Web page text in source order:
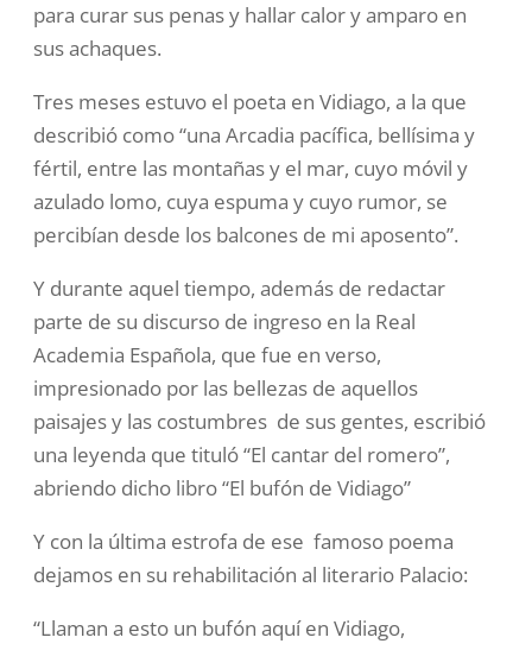
para curar sus penas y hallar calor y amparo en
sus achaques.
Tres meses estuvo el poeta en Vidiago, a la que
describió como “una Arcadia pacífica, bellísima y
fértil, entre las montañas y el mar, cuyo móvil y
azulado lomo, cuya espuma y cuyo rumor, se
percibían desde los balcones de mi aposento”.
Y durante aquel tiempo, además de redactar
parte de su discurso de ingreso en la Real
Academia Española, que fue en verso,
impresionado por las bellezas de aquellos
paisajes y las costumbres de sus gentes, escribió
una leyenda que tituló “El cantar del romero”,
abriendo dicho libro “El bufón de Vidiago”
Y con la última estrofa de ese famoso poema
dejamos en su rehabilitación al literario Palacio:
“Llaman a esto un bufón aquí en Vidiago,